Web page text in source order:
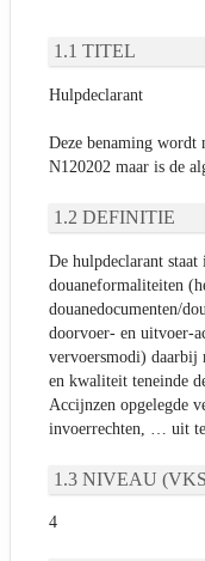
TITEL
Hulpdeclarant
Deze benaming wordt
N120202 maar is de
DEFINITIE
De hulpdeclarant
douaneformaliteiten
douanedocumenten/
doorvoer- en uitvoer-
vervoersmodi) daarbij
en kwaliteit teneinde
Accijnzen opgelegde
invoerrechten, … uit te
NIVEAU
4